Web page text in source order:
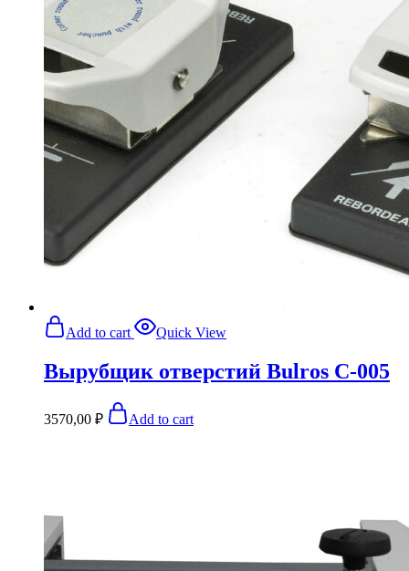
Add to cart Quick View
Вырубщик отверстий Bulros С-005
3570,00 ₽ Add to cart